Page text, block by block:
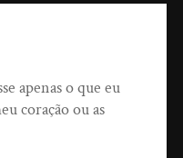
apenas o que eu
coração ou as